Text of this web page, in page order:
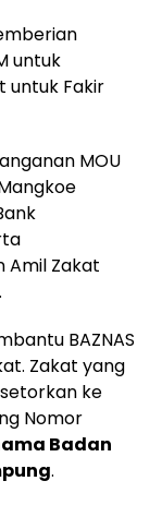
untuk
untuk Fakir
MOU
Amil Zakat
BAZNAS
Zakat yang
ke
Nomor
Badan
.